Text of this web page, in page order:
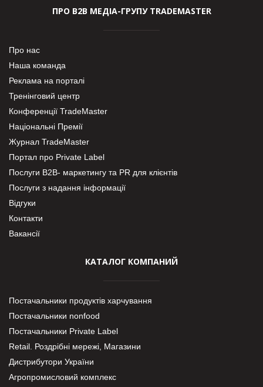
ПРО В2В МЕДІА-ГРУПУ TRADEMASTER
Про нас
Наша команда
Реклама на порталі
Тренінговий центр
Конференції TradeMaster
Національні Премії
Журнал TradeMaster
Портал про Private Label
Послуги В2В- маркетингу та PR для клієнтів
Послуги з надання інформації
Відгуки
Контакти
Вакансії
КАТАЛОГ КОМПАНИЙ
Постачальники продуктів харчування
Постачальники nonfood
Постачальники Private Label
Retail. Роздрібні мережі, Магазини
Дистрибутори України
Агропромисловий комплекс